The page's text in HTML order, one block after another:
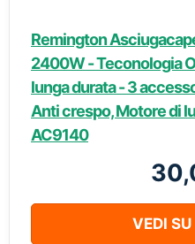
Remington
2400W - Teconologia
lunga durata - 3
Anti crespo, Motore di
AC9140
VEDI